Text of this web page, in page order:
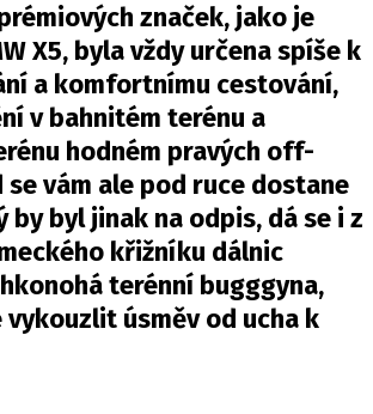
OSTATNÍ
TISKOVKY
ROZHOVORY
DAKAR
Z DOMOVA
ZE SVĚTA
MOTORSPORT
PIT LANE
ČEŠI V AKCI
značek, jako je
X5, byla vždy určena spíše k
a komfortnímu cestování,
v bahnitém terénu a
hodném pravých off-
se vám ale pod ruce dostane
by byl jinak na odpis, dá se i z
křižníku dálnic
terénní bugggyna,
úsměv od ucha k